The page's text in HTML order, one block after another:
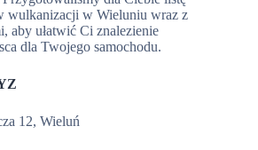
wulkanizacji w Wieluniu wraz z
aby ułatwić Ci znalezienie
dla Twojego samochodu.
12, Wieluń